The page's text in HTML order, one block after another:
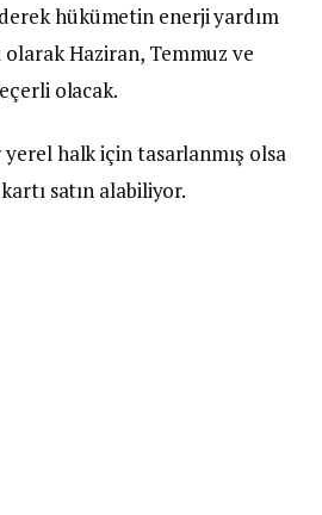
hükümetin enerji yardım
Haziran, Temmuz ve
olacak.
halk için tasarlanmış olsa
satın alabiliyor.